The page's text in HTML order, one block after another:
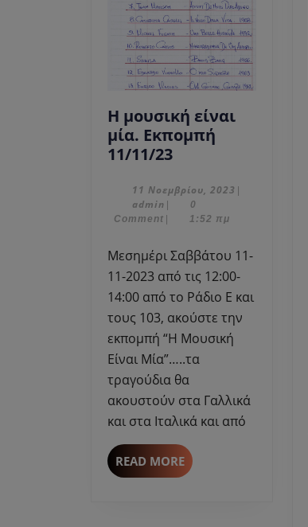
Η μουσική είναι
μία. Εκπομπή
11/11/23Η
είναι
μία.
Εκπομπή
11/11/23
11 Νοεμβρίου, 2023 11
admin admin
0
Comment
1:52 πμ
Μεσημέρι Σαββάτου 11-
11-2023 από τις 12:00-
14:00 από το Ράδιο Ε και
τους 103, ακούστε την
εκπομπή “Η Μουσική
Είναι Μία”…..τα
τραγούδια θα
ακουστούν στα Γαλλικά
και στα Ιταλικά και από
READ MOREREAD
MORE